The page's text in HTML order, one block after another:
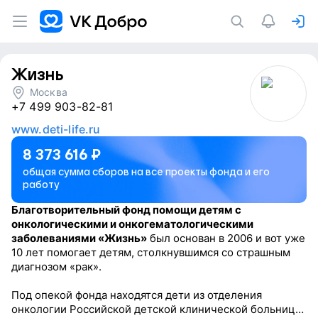
Жизнь
Москва
+7 499 903-82-81
www.deti-life.ru
8 373 616 ₽
общая сумма сборов на все проекты фонда и его
работу
Благотворительный фонд помощи детям с
онкологическими и онкогематологическими
заболеваниями «Жизнь» был основан в 2006 и вот уже
10 лет помогает детям, столкнувшимся со страшным
диагнозом «рак».
Под опекой фонда находятся дети из отделения
онкологии Российской детской клинической больницы,